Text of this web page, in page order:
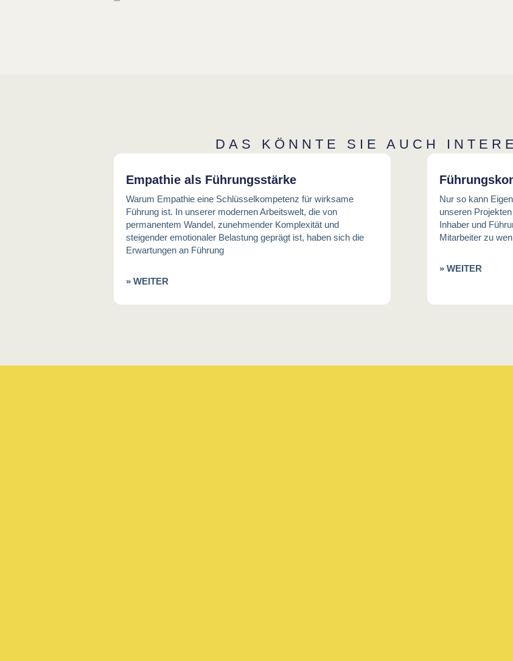
DAS KÖNNTE SIE AUCH
Empathie als Führungsstärke
Warum Empathie eine Schlüsselkompetenz für wirksame
Führung ist. In unserer modernen Arbeitswelt, die von
permanentem Wandel, zunehmender Komplexität und
steigender emotionaler Belastung geprägt ist, haben sich die
Erwartungen an Führung
» WEITER
Nur so kann
unseren
Inhaber und
Mitarbeiter zu
» WEITER